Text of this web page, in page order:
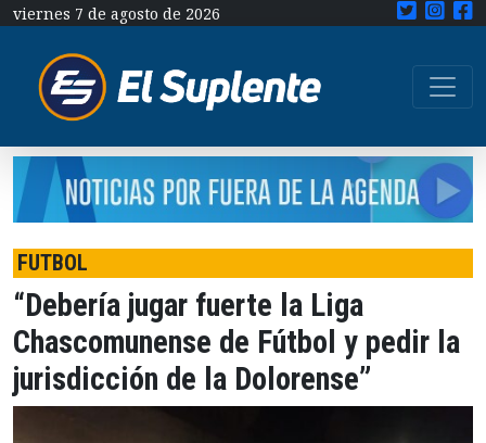
viernes 7 de agosto de 2026
FUTBOL
“Debería jugar fuerte la Liga
Chascomunense de Fútbol y pedir la
jurisdicción de la Dolorense”